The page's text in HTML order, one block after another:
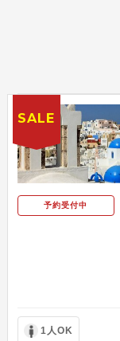
予約受付中
1人OK
SALE